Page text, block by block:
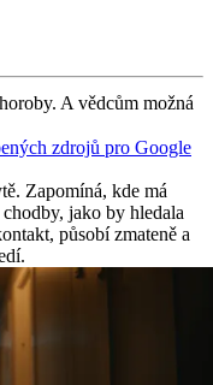
A vědcům možná
zdrojů pro Google
Zapomíná, kde má
jako by hledala
působí zmateně a